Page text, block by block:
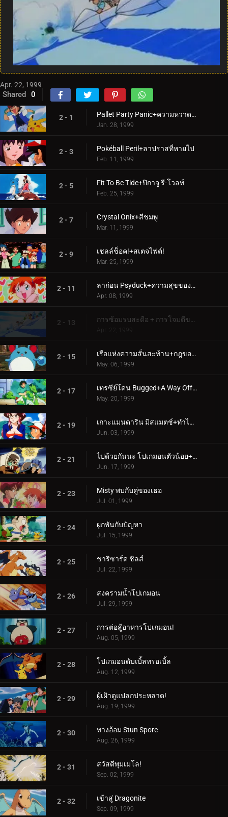
Apr. 22, 1999
Shared 0
2 - 1 Pallet Party Panic+ความหวาดกลัวในอากาศ
Jan. 28, 1999
2 - 3 Pokéball Peril+ลาปราสที่หายไป
Feb. 11, 1999
2 - 5 Fit To Be Tide+ปิกาจู รี-โวลท์
Feb. 25, 1999
2 - 7 Crystal Onix+สีชมพู
Mar. 11, 1999
2 - 9 เชลล์ช็อค!+สเตจไฟต์!
Mar. 25, 1999
2 - 11 ลาก่อน Psyduck+ความสุขของโปเกมอน
Apr. 08, 1999
2 - 13
Apr. 22, 1999
2 - 15 เรือแห่งความสั่นสะท้าน+กฎของเหมียว!
May. 06, 1999
2 - 17 เทรซีย์โดน Bugged+A Way Off Day Off
May. 20, 1999
2 - 19 เกาะแมนดาริน มิสแมตช์+ทำไมเจ้าถึงเป็นโปเกมอน
Jun. 03, 1999
2 - 21 ไปด้วยกันนะ โปเกมอนตัวน้อย+ภัยคุกคามลึกลับ
Jun. 17, 1999
2 - 23 Misty พบกับคู่ของเธอ
Jul. 01, 1999
2 - 24 ผูกพันกับปัญหา
Jul. 15, 1999
2 - 25 ชาริซาร์ด ชิลส์
Jul. 22, 1999
2 - 26 สงครามน้ำโปเกมอน
Jul. 29, 1999
2 - 27 การต่อสู้อาหารโปเกมอน!
Aug. 05, 1999
2 - 28 โปเกมอนดับเบิ้ลทรอเบิ้ล
Aug. 12, 1999
2 - 29 ผู้เฝ้าดูแปลกประหลาด!
Aug. 19, 1999
2 - 30 ทางอ้อม Stun Spore
Aug. 26, 1999
2 - 31 สวัสดีพุมเมโล!
Sep. 02, 1999
2 - 32 เข้าสู่ Dragonite
Sep. 09, 1999